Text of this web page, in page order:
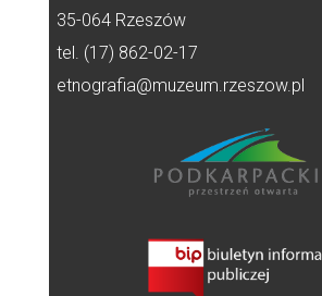
35-064 Rzeszów
tel. (17) 862-02-17
etnografia@muzeum.rzeszow.pl